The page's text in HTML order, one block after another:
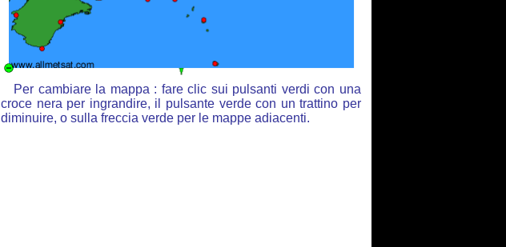
Per cambiare la mappa : fare clic sui pulsanti verdi con una
croce nera per ingrandire, il pulsante verde con un trattino per
diminuire, o sulla freccia verde per le mappe adiacenti.